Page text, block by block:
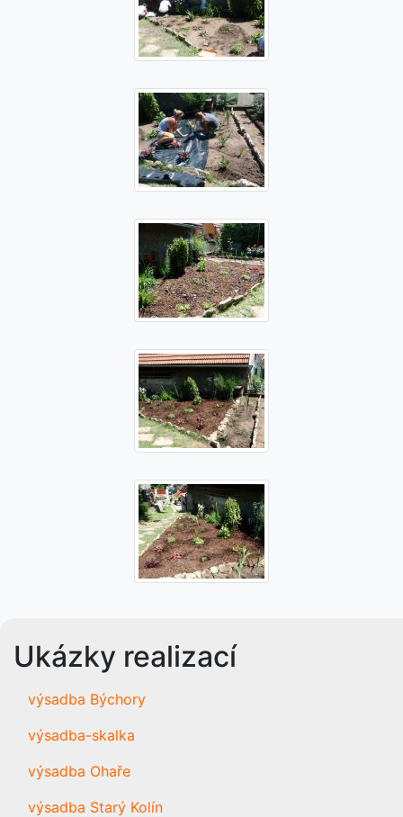
Ukázky realizací
výsadba Býchory
výsadba-skalka
výsadba Ohaře
výsadba Starý Kolín